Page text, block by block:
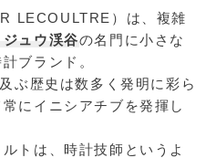
LECOULTRE）は、複雑
ュウ渓谷の名門に小さな
ブランド。
ぶ歴史は数多く発明に彩ら
にイニシアチブを発揮し
トは、時計技師というよ